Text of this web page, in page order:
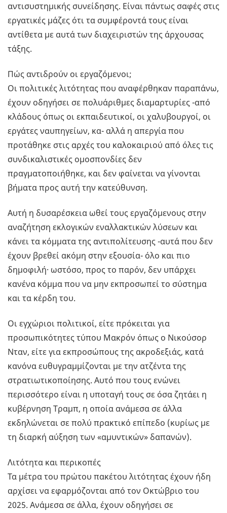
αντισυστημικής συνείδησης. Είναι πάντως σαφές στις
εργατικές μάζες ότι τα συμφέροντά τους είναι
αντίθετα με αυτά των διαχειριστών της άρχουσας
τάξης.
Πώς αντιδρούν οι εργαζόμενοι;
Οι πολιτικές λιτότητας που αναφέρθηκαν παραπάνω,
έχουν οδηγήσει σε πολυάριθμες διαμαρτυρίες -από
κλάδους όπως οι εκπαιδευτικοί, οι χαλυβουργοί, οι
εργάτες ναυπηγείων, κα- αλλά η απεργία που
προτάθηκε στις αρχές του καλοκαιριού από όλες τις
συνδικαλιστικές ομοσπονδίες δεν
πραγματοποιήθηκε, και δεν φαίνεται να γίνονται
βήματα προς αυτή την κατεύθυνση.
Αυτή η δυσαρέσκεια ωθεί τους εργαζόμενους στην
αναζήτηση εκλογικών εναλλακτικών λύσεων και
κάνει τα κόμματα της αντιπολίτευσης -αυτά που δεν
έχουν βρεθεί ακόμη στην εξουσία- όλο και πιο
δημοφιλή· ωστόσο, προς το παρόν, δεν υπάρχει
κανένα κόμμα που να μην εκπροσωπεί το σύστημα
και τα κέρδη του.
Οι εγχώριοι πολιτικοί, είτε πρόκειται για
προσωπικότητες τύπου Μακρόν όπως ο Νικούσορ
Νταν, είτε για εκπροσώπους της ακροδεξιάς, κατά
κανόνα ευθυγραμμίζονται με την ατζέντα της
στρατιωτικοποίησης. Αυτό που τους ενώνει
περισσότερο είναι η υποταγή τους σε όσα ζητάει η
κυβέρνηση Τραμπ, η οποία ανάμεσα σε άλλα
εκδηλώνεται σε πολύ πρακτικό επίπεδο (κυρίως με
τη διαρκή αύξηση των «αμυντικών» δαπανών).
Λιτότητα και περικοπές
Τα μέτρα του πρώτου πακέτου λιτότητας έχουν ήδη
αρχίσει να εφαρμόζονται από τον Οκτώβριο του
2025. Ανάμεσα σε άλλα, έχουν οδηγήσει σε